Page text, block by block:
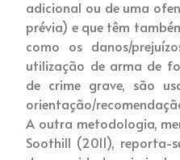
adicional ou de uma
prévia) e que têm
como os danos/
utilização de arma de
de crime grave, são
orientação/
A outra metodologia,
Soothill (2011), reporta-